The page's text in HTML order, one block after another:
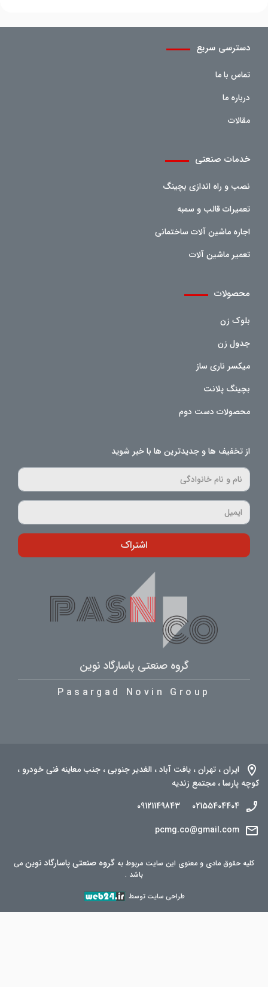
دسترسی سریع
تماس با ما
درباره ما
مقالات
خدمات صنعتی
نصب و راه اندازی بچینگ
تعمیرات قالب و سمبه
اجاره ماشین آلات ساختمانی
تعمیر ماشین آلات
محصولات
بلوک زن
جدول زن
میکسر ناری ساز
بچینگ پلانت
محصولات دست دوم
از تخفیف ها و جدیدترین ها با خبر شوید
اشتراک
گروه صنعتی پاسارگاد نوین
Pasargad Novin Group
ایران ، تهران ، یافت آباد ، الغدیر جنوبی ، جنب معاینه فنی خودرو ،
کوچه پارسا ، مجتمع زندیه
02155404404
09121149843
pcmg.co@gmail.com
کلیه حقوق مادی و معنوی این سایت مربوط بهگروه صنعتی پاسارگاد نوینمی
باشد .
طراحی سایت توسط